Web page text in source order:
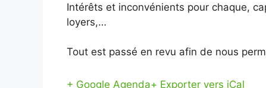
Intérêts et inconvénients pour chaque,
loyers,…
Tout est passé en revu afin de nous
+ Google Agenda+ Exporter vers iCal